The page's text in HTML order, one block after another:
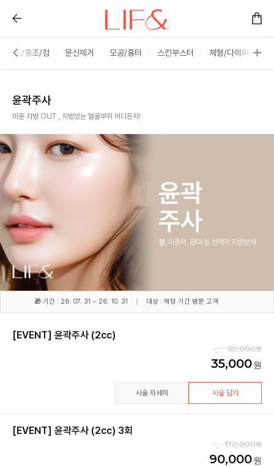
지방분해주사 :: 리프앤의원 창원점
색소/홍조/점 문신제거 모공/흉터 스킨부스터 체형/다이어트
윤곽주사
미운 지방 OUT , 지방있는 얼굴부위 어디든지!
🎁 기간 : 26. 07. 31 ~ 26. 10. 31 대상 : 해당 기간 방문 고객
[EVENT] 윤곽주사 (2cc)
50,000
35,000
시술 자세히 시술 담기
[EVENT] 윤곽주사 (2cc) 3회
170,000
90,000